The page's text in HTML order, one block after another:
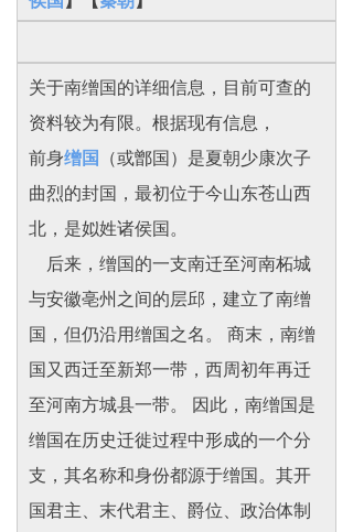
关于南缯国的详细信息，目前可查的
资料较为有限。根据现有信息，
前身缯国 （或鄫国）是夏朝少康次子
曲烈的封国，最初位于今山东苍山西
北，是姒姓诸侯国。
后来，缯国的一支南迁至河南柘城
与安徽亳州之间的层邱，建立了南缯
国，但仍沿用缯国之名。 商末，南缯
国又西迁至新郑一带，西周初年再迁
至河南方城县一带。 因此，南缯国是
缯国在历史迁徙过程中形成的一个分
支，其名称和身份都源于缯国。其开
国君主、末代君主、爵位、政治体制